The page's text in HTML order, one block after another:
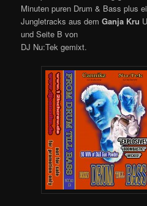
Minuten puren Drum & Bass plus
Jungletracks aus demGanja Kru
und Seite B von
DJ Nu:Tek gemixt.